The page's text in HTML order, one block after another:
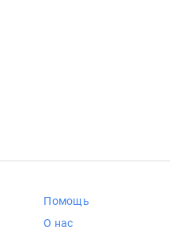
Помощь
О нас